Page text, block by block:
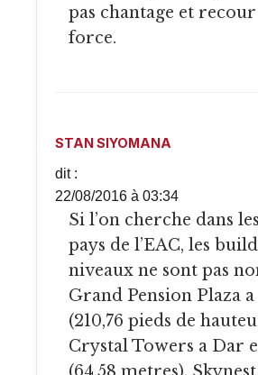
pas chantage et
force.
STAN SIYOMANA
dit :
22/08/2016 à 03:34
Si l’on cherche dans les autres
pays de l’EAC, les
niveaux ne sont pas
Grand Pension Plaza
(210,76 pieds de
Crystal Towers a Dar
(64,58 metres), Skynest